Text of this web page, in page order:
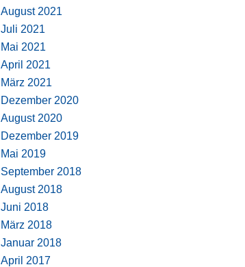
August 2021
Juli 2021
Mai 2021
April 2021
März 2021
Dezember 2020
August 2020
Dezember 2019
Mai 2019
September 2018
August 2018
Juni 2018
März 2018
Januar 2018
April 2017